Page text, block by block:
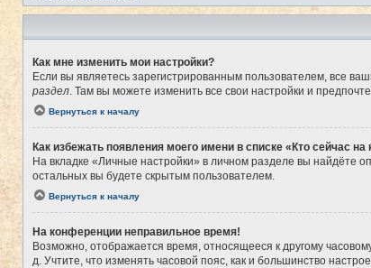
Как мне изменить мои настройки?
Если вы являетесь зарегистрированным пользователем, все
раздел . Там вы можете изменить все свои настройки и
Вернуться к началу
Как избежать появления моего имени в списке «Кто сейчас
На вкладке «Личные настройки» в личном разделе вы найдёте
остальных вы будете скрытым пользователем.
Вернуться к началу
На конференции неправильное время!
Возможно, отображается время, относящееся к другому
д. Учтите, что изменять часовой пояс, как и большинство